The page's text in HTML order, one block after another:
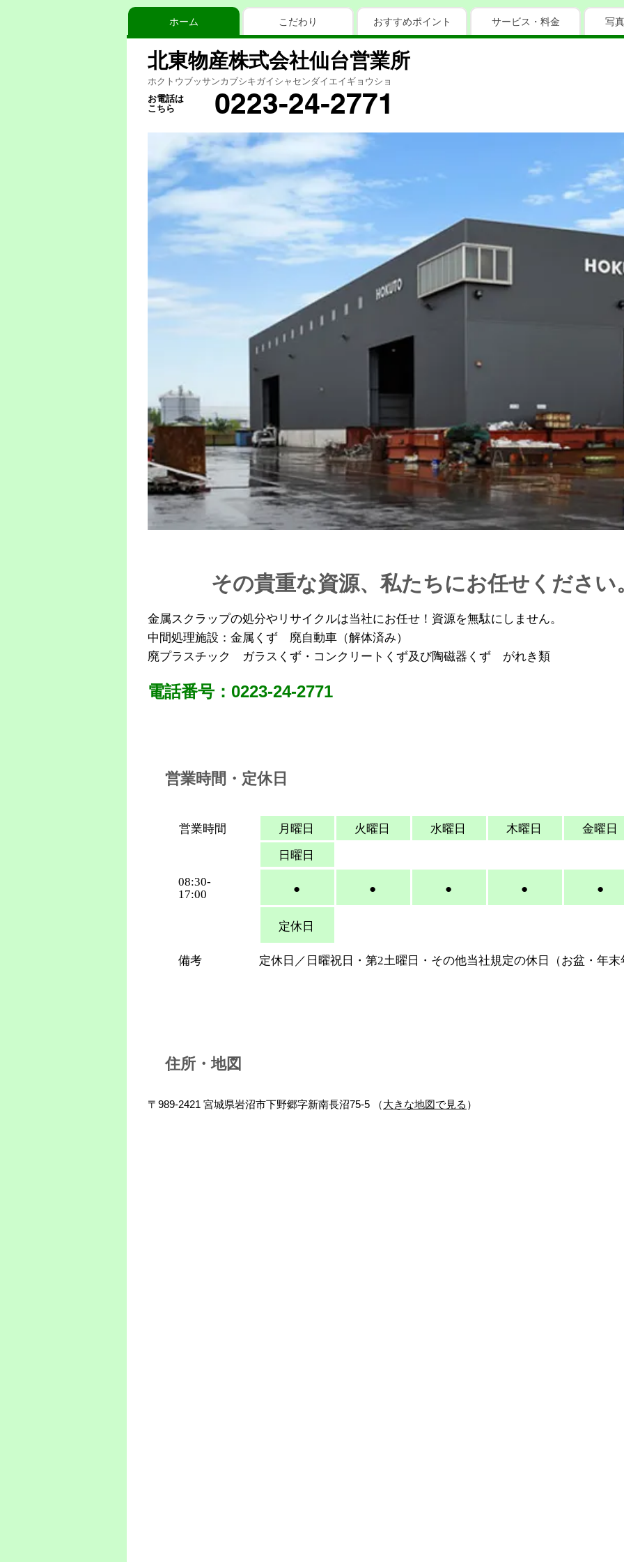
ホーム こだわり おすすめポイント サービス・料金 写
北東物産株式会社仙台営業所
ホクトウブッサンカブシキガイシャセンダイエイギョウショ
お電話は
こちら
0223-24-2771
その貴重な資源、私たちにお任せください
金属スクラップの処分やリサイクルは当社にお任せ！資源を無駄にしません。
中間処理施設：金属くず 廃自動車（解体済み）
廃プラスチック ガラスくず・コンクリートくず及び陶磁器くず がれき類
電話番号：0223-24-2771
営業時間・定休日
営業時間 月曜日 火曜日 ​水曜日 木曜日
金曜日
日曜日
08:30-
17:00
● ● ● ● ●
定休日
備考 定休日／日曜祝日・第2土曜日・その他当社規定の休日（お盆・年末
住所・地図
〒989-2421 宮城県岩沼市下野郷字新南長沼75-5 （大きな地図で見る ）